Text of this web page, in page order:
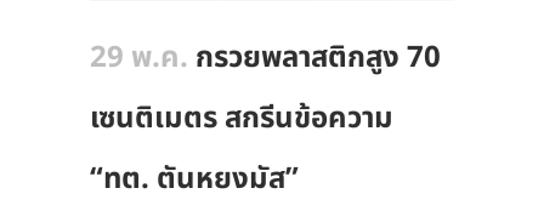
29 พ.ค. กรวยพลาสติกสูง 70
เซนติเมตร สกรีนข้อความ
“ทต. ตันหยงมัส”